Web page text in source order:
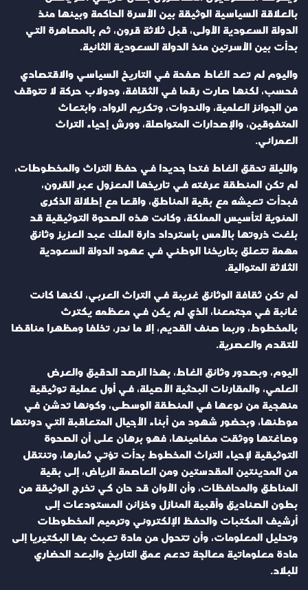
بالعلاقة السياسية الوثيقة بين الأسرة الحاكمة وبينها منذ
الدولة السعودية الأولى، قبل ثلاثة قرون، ثم بالمصاهرة التي
بدأت بين الأسرتين منذ الدولة السعودية الثانية.
واليوم لم تعد الغاط صفحة في التاريخ السياسي والاقتصادي
فحسب، لكنها صارت رقما في الثقافة، ودولاب حركة لا تتوقف
من الجوائز العلمية، والندوات، وتكريم الرواد، وابتعاث
المتفوقين، والإصدارات المتواصلة، وورش إحياء التراث
العمراني.
والليلة تحقق الغاط فتحا جديدا في حفظ التراث والمخطوطات،
لم تكن المنطقة عرفته في تاريخها المعزول عبر القرون،
فبدأت تعيشه مع بقية المناطق، واقعا مع إطلالة الذكرى
المئوية لتأسيس المملكة، وكانت هذه الصحوة التوثيقية قد
بلغت ذروتها بالأمس باسترداد دارة الملك عبد العزيز وثائق
مهمة تتعلق بتاريخنا الوطني في عهود الدولة السعودية
الثلاثة المتوالية.
لم تكن ثقافة الوثائق غريبة في التراث العربي، لكنها كانت
غائبة في مجتمعنا، الذي لم يكن في معظمه يكترث
بالمخطوط، وربما صنف القديم، إلا ما ندر، تخلفا ومظهرا مناقضا
للتقدم والعصرية.
اليوم، وبصدور وثائق الغاط، بهذا الرصد الدقيق والعرض
العلمي، والمقارنات البحثية الأصيلة، في أول عملية توثيقية
منهجية من نوعها في المنطقة الوسطى، وكونها تدشن في
موطنها، وبحضور شهود من أبناء الأجيال المتعاقبة التي دونتها
وصاغتها ووثقت مضامينها، فهو برهان على أن الصحوة
التوثيقية لإحياء التراث المخطوط بدأت تؤتي ثمارها، وتنتقل
من المدينتين المقدستين ومن العاصمة الرياض، إلى بقية
المناطق والمحافظات، وأن الأوان قد حان كي تخرج الوثيقة من
بطون الصناديق وأقبية المنازل وخزائن المستودعات إلى
أرشيف المكتبات والحفظ الإلكتروني وترميم المخطوطات
وتحليل المعلومات، وأن تتحول من مادة تعبث بها البكتيريا إلى
مادة معلوماتية معالجة تدعم عمق التاريخ والبعد الحضاري
للبلاد.